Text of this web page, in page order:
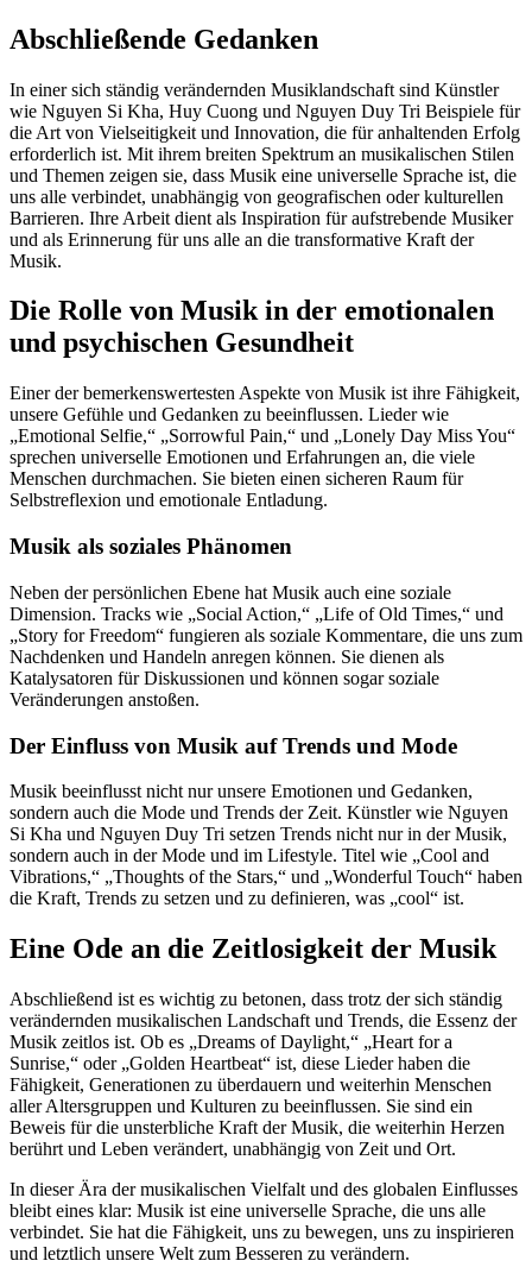
Abschließende Gedanken
In einer sich ständig verändernden Musiklandschaft sind Künstler
wie Nguyen Si Kha, Huy Cuong und Nguyen Duy Tri Beispiele für
die Art von Vielseitigkeit und Innovation, die für anhaltenden Erfolg
erforderlich ist. Mit ihrem breiten Spektrum an musikalischen Stilen
und Themen zeigen sie, dass Musik eine universelle Sprache ist, die
uns alle verbindet, unabhängig von geografischen oder kulturellen
Barrieren. Ihre Arbeit dient als Inspiration für aufstrebende Musiker
und als Erinnerung für uns alle an die transformative Kraft der
Musik.
Die Rolle von Musik in der emotionalen
und psychischen Gesundheit
Einer der bemerkenswertesten Aspekte von Musik ist ihre Fähigkeit,
unsere Gefühle und Gedanken zu beeinflussen. Lieder wie
„Emotional Selfie,“ „Sorrowful Pain,“ und „Lonely Day Miss You“
sprechen universelle Emotionen und Erfahrungen an, die viele
Menschen durchmachen. Sie bieten einen sicheren Raum für
Selbstreflexion und emotionale Entladung.
Musik als soziales Phänomen
Neben der persönlichen Ebene hat Musik auch eine soziale
Dimension. Tracks wie „Social Action,“ „Life of Old Times,“ und
„Story for Freedom“ fungieren als soziale Kommentare, die uns zum
Nachdenken und Handeln anregen können. Sie dienen als
Katalysatoren für Diskussionen und können sogar soziale
Veränderungen anstoßen.
Der Einfluss von Musik auf Trends und Mode
Musik beeinflusst nicht nur unsere Emotionen und Gedanken,
sondern auch die Mode und Trends der Zeit. Künstler wie Nguyen
Si Kha und Nguyen Duy Tri setzen Trends nicht nur in der Musik,
sondern auch in der Mode und im Lifestyle. Titel wie „Cool and
Vibrations,“ „Thoughts of the Stars,“ und „Wonderful Touch“ haben
die Kraft, Trends zu setzen und zu definieren, was „cool“ ist.
Eine Ode an die Zeitlosigkeit der Musik
Abschließend ist es wichtig zu betonen, dass trotz der sich ständig
verändernden musikalischen Landschaft und Trends, die Essenz der
Musik zeitlos ist. Ob es „Dreams of Daylight,“ „Heart for a
Sunrise,“ oder „Golden Heartbeat“ ist, diese Lieder haben die
Fähigkeit, Generationen zu überdauern und weiterhin Menschen
aller Altersgruppen und Kulturen zu beeinflussen. Sie sind ein
Beweis für die unsterbliche Kraft der Musik, die weiterhin Herzen
berührt und Leben verändert, unabhängig von Zeit und Ort.
In dieser Ära der musikalischen Vielfalt und des globalen Einflusses
bleibt eines klar: Musik ist eine universelle Sprache, die uns alle
verbindet. Sie hat die Fähigkeit, uns zu bewegen, uns zu inspirieren
und letztlich unsere Welt zum Besseren zu verändern.